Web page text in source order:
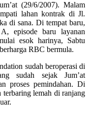
(29/6/2007). Malam
lahan kontrak di Jl.
di sana. Di tempat baru,
episode baru layanan
esok harinya, Sabtu
RBC bermula.
sudah beroperasi di
sudah sejak Jum’at
proses pemindahan. Di
terbaring lemah di ranjang